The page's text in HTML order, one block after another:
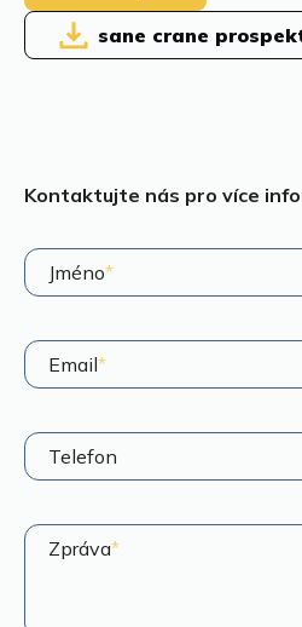
sane crane
Kontaktujte nás pro více
Jméno*
Email*
Telefon
Zpráva*